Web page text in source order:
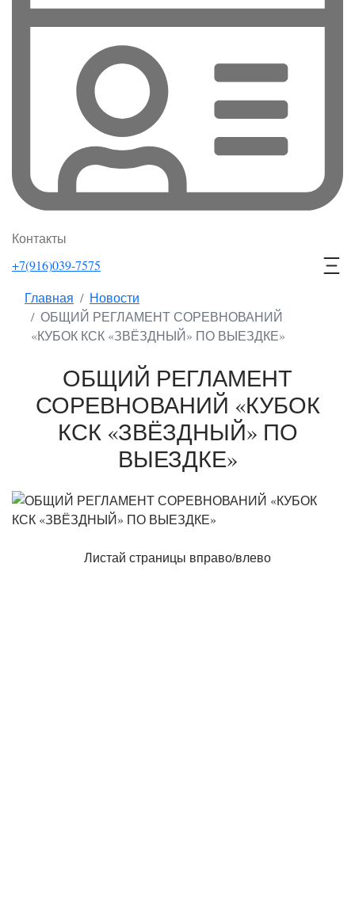
Контакты
+7(916)039-7575
Главная
Новости
ОБЩИЙ РЕГЛАМЕНТ СОРЕВНОВАНИЙ
«КУБОК КСК «ЗВЁЗДНЫЙ» ПО ВЫЕЗДКЕ»
ОБЩИЙ РЕГЛАМЕНТ
СОРЕВНОВАНИЙ «КУБОК
КСК «ЗВЁЗДНЫЙ» ПО
ВЫЕЗДКЕ»
Листай страницы вправо/влево